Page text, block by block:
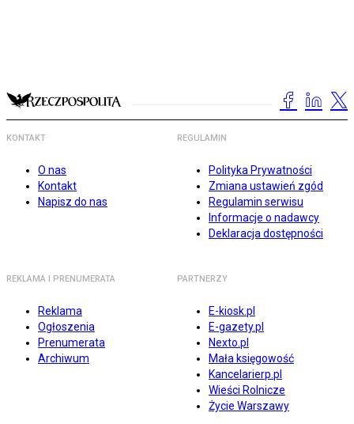
KONTAKT
O nas
Kontakt
Napisz do nas
REGULAMIN
Polityka Prywatności
Zmiana ustawień zgód
Regulamin serwisu
Informacje o nadawcy
Deklaracja dostępności
REKLAMA I PRENUMERATA
Reklama
Ogłoszenia
Prenumerata
Archiwum
PARTNERZY
E-kiosk.pl
E-gazety.pl
Nexto.pl
Mała księgowość
Kancelarierp.pl
Wieści Rolnicze
Życie Warszawy